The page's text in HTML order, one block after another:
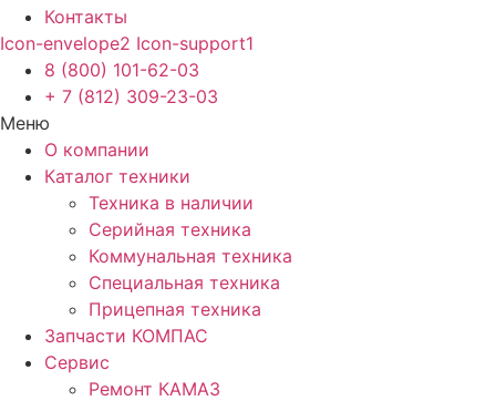
Контакты
Icon-envelope2 Icon-support1
8 (800) 101-62-03
+ 7 (812) 309-23-03
Меню
О компании
Каталог техники
Техника в наличии
Серийная техника
Коммунальная техника
Специальная техника
Прицепная техника
Запчасти КОМПАС
Сервис
Ремонт КАМАЗ